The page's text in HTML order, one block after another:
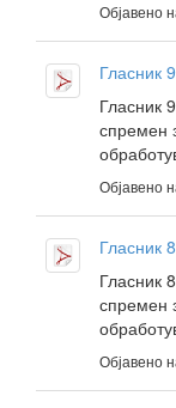
Објавено
Гласник
Гласник
спремен
Објавено
Гласник
Гласник
спремен
Објавено